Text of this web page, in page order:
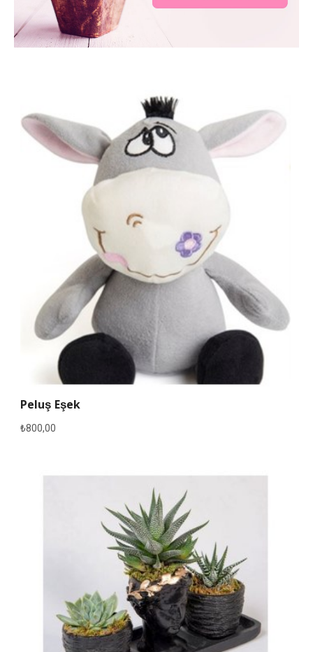
Peluş Eşek
₺800,00